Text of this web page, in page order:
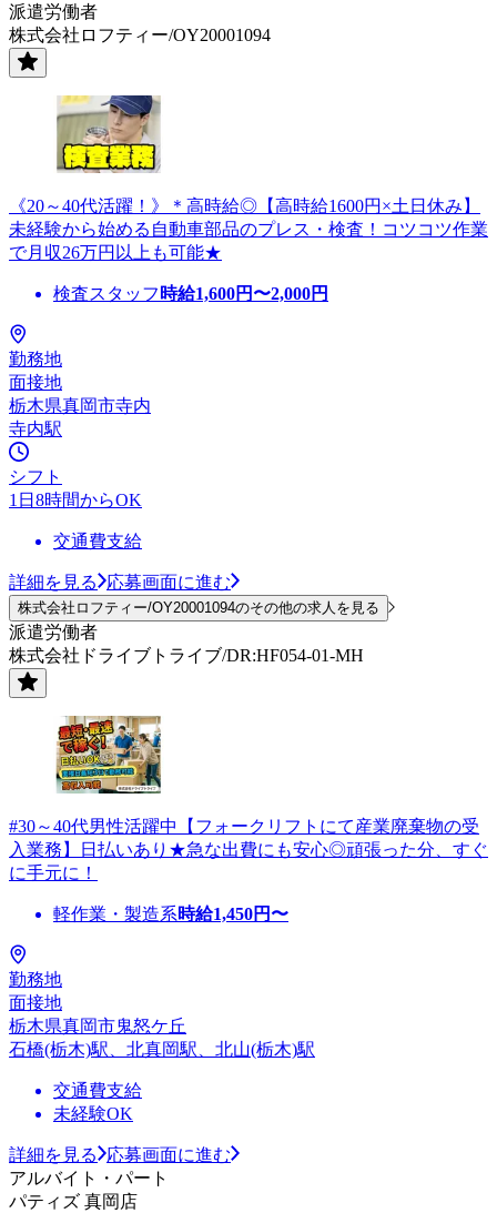
派遣労働者
株式会社ロフティー/OY20001094
《20～40代活躍！》＊高時給◎【高時給1600円×土日休み】
未経験から始める自動車部品のプレス・検査！コツコツ作業
で月収26万円以上も可能★
検査スタッフ 時給1,600円〜2,000円
勤務地
面接地
栃木県真岡市寺内
寺内駅
シフト
1日8時間からOK
交通費支給
詳細を見る 応募画面に進む
株式会社ロフティー/OY20001094のその他の求人を見る
派遣労働者
株式会社ドライブトライブ/DR:HF054-01-MH
#30～40代男性活躍中【フォークリフトにて産業廃棄物の受
入業務】日払いあり★急な出費にも安心◎頑張った分、すぐ
に手元に！
軽作業・製造系時給1,450円〜
勤務地
面接地
栃木県真岡市鬼怒ケ丘
石橋(栃木)駅、北真岡駅、北山(栃木)駅
交通費支給
未経験OK
詳細を見る
応募画面に進む
アルバイト・パート
パティズ 真岡店